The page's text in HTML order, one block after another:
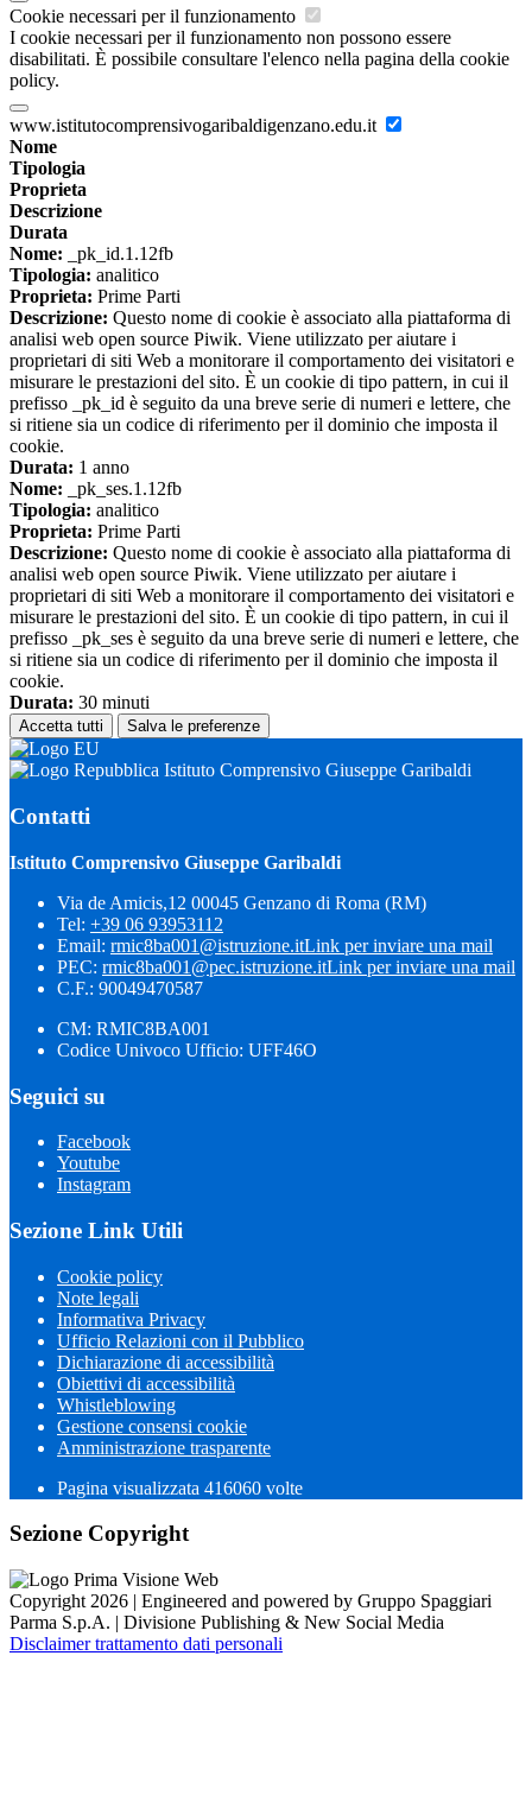
Cookie necessari per il funzionamento
I cookie necessari per il funzionamento non possono essere
disabilitati. È possibile consultare l'elenco nella pagina della cookie
policy.
www.istitutocomprensivogaribaldigenzano.edu.it
Nome
Tipologia
Proprieta
Descrizione
Durata
Nome: _pk_id.1.12fb
Tipologia: analitico
Proprieta: Prime Parti
Descrizione: Questo nome di cookie è associato alla piattaforma di
analisi web open source Piwik. Viene utilizzato per aiutare i
proprietari di siti Web a monitorare il comportamento dei visitatori e
misurare le prestazioni del sito. È un cookie di tipo pattern, in cui il
prefisso _pk_id è seguito da una breve serie di numeri e lettere, che
si ritiene sia un codice di riferimento per il dominio che imposta il
cookie.
Durata: 1 anno
Nome: _pk_ses.1.12fb
Tipologia: analitico
Proprieta: Prime Parti
Descrizione: Questo nome di cookie è associato alla piattaforma di
analisi web open source Piwik. Viene utilizzato per aiutare i
proprietari di siti Web a monitorare il comportamento dei visitatori e
misurare le prestazioni del sito. È un cookie di tipo pattern, in cui il
prefisso _pk_ses è seguito da una breve serie di numeri e lettere, che
si ritiene sia un codice di riferimento per il dominio che imposta il
cookie.
Durata: 30 minuti
Accetta tutti Salva le preferenze
Istituto Comprensivo Giuseppe Garibaldi
Contatti
Istituto Comprensivo Giuseppe Garibaldi
Via de Amicis,12 00045 Genzano di Roma (RM)
Tel: +39 06 93953112
Email: rmic8ba001@istruzione.itLink per inviare una mail
PEC: rmic8ba001@pec.istruzione.itLink per inviare una mail
C.F.: 90049470587
CM: RMIC8BA001
Codice Univoco Ufficio: UFF46O
Seguici su
Facebook
Youtube
Instagram
Sezione Link Utili
Cookie policy
Note legali
Informativa Privacy
Ufficio Relazioni con il Pubblico
Dichiarazione di accessibilità
Obiettivi di accessibilità
Whistleblowing
Gestione consensi cookie
Amministrazione trasparente
Pagina visualizzata 416060 volte
Sezione Copyright
Copyright 2026 | Engineered and powered by Gruppo Spaggiari
Parma S.p.A. | Divisione Publishing & New Social Media
Disclaimer trattamento dati personali